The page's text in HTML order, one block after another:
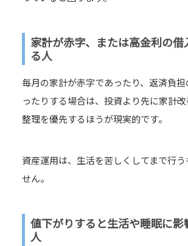
家計が赤字、または高金利の借
る人
毎月の家計が赤字であったり、返済負
ったりする場合は、投資より先に家計
整理を優先するほうが現実的です。
資産運用は、生活を苦しくしてまで行
せん。
値下がりすると生活や睡眠に影
人